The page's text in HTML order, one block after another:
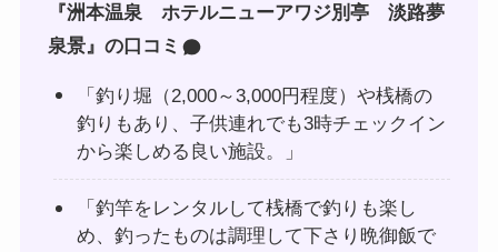
『洲本温泉 ホテルニューアワジ別亭 淡路夢
泉景』の口コミ
「釣り堀（2,000～3,000円程度）や桟橋の
釣りもあり、子供連れでも3時チェックイン
から楽しめる良い施設。」
「釣竿をレンタルして桟橋で釣りも楽し
め、釣ったものは調理して下さり晩御飯で